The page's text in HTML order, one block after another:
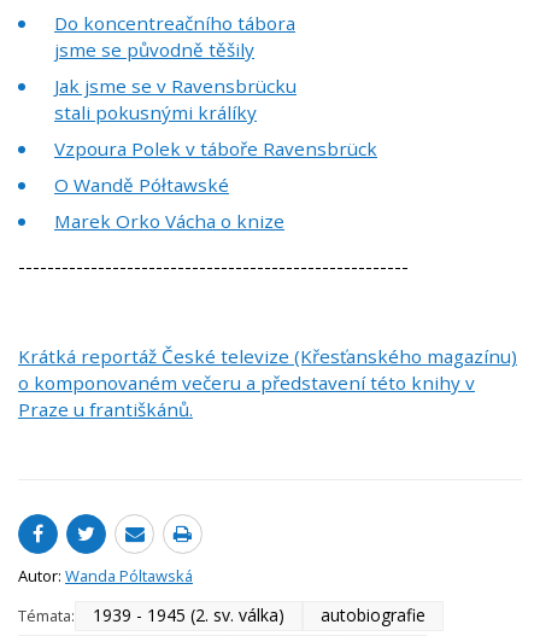
Do koncentreačního tábora
jsme se původně těšily
Jak jsme se v Ravensbrücku
stali pokusnými králíky
Vzpoura Polek v táboře Ravensbrück
O Wandě Półtawské
Marek Orko Vácha o knize
------------------------------------------------------
Krátká reportáž České televize (Křesťanského magazínu)
o komponovaném večeru a představení této knihy v
Praze u františkánů.
Autor: Wanda Póltawská
Témata:
1939 - 1945 (2. sv. válka)
autobiografie